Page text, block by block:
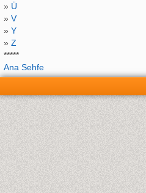
» Ü
» V
» Y
» Z
*****
Ana Sehfe